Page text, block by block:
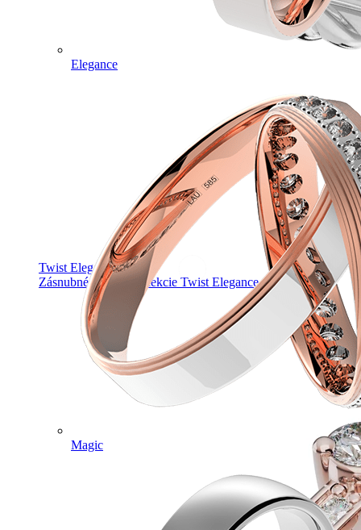
Twist Elegance
Zásnubné prstne z kolekcie Twist Elegance.
Elegance
Magic